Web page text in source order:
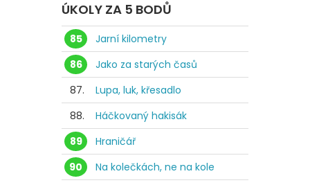
ÚKOLY ZA 5 BODŮ
85
Jarní kilometry
86
Jako za starých časů
87.
Lupa, luk, křesadlo
88.
Háčkovaný hakisák
89
Hraničář
90
Na kolečkách, ne na kole